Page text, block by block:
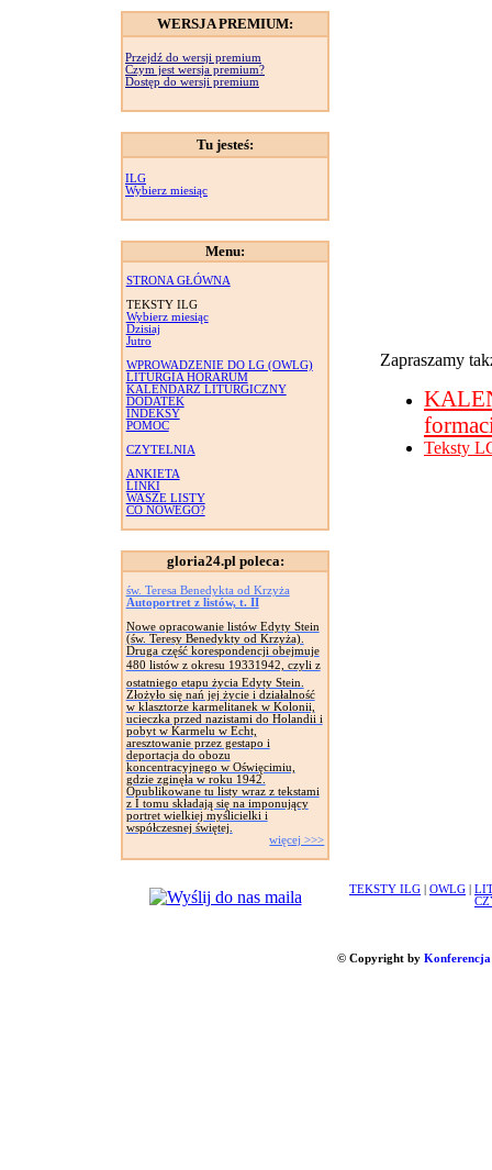
WERSJA PREMIUM:
Przejdź do wersji premium
Czym jest wersja premium?
Dostęp do wersji premium
Tu jesteś:
ILG
Wybierz miesiąc
Menu:
STRONA GŁÓWNA
TEKSTY ILG
Wybierz miesiąc
Dzisiaj
Jutro
WPROWADZENIE DO LG (OWLG)
LITURGIA HORARUM
KALENDARZ LITURGICZNY
DODATEK
INDEKSY
POMOC
CZYTELNIA
ANKIETA
LINKI
WASZE LISTY
CO NOWEGO?
gloria24.pl poleca:
św. Teresa Benedykta od Krzyża
Autoportret z listów, t. II
Nowe opracowanie listów Edyty Stein
(św. Teresy Benedykty od Krzyża).
Druga część korespondencji obejmuje
480 listów z okresu 19331942, czyli z
ostatniego etapu życia Edyty Stein.
Złożyło się nań jej życie i działalność
w klasztorze karmelitanek w Kolonii,
ucieczka przed nazistami do Holandii i
pobyt w Karmelu w Echt,
aresztowanie przez gestapo i
deportacja do obozu
koncentracyjnego w Oświęcimiu,
gdzie zginęła w roku 1942.
Opublikowane tu listy wraz z tekstami
z I tomu składają się na imponujący
portret wielkiej myślicielki i
współczesnej świętej.
więcej >>>
Zapraszamy
Teksty
TEKSTY ILG OWLG
© Copyright by Konferencja